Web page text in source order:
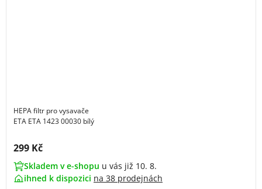
HEPA filtr pro vysavače
ETA ETA 1423 00030 bílý
Cena s DPH:
299 Kč
Skladem v e-shopu u vás již 10. 8.
ihned k dispozici na 38 prodejnách